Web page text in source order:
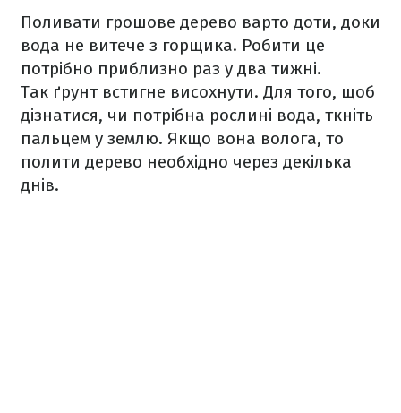
Поливати грошове дерево варто доти, доки
вода не витече з горщика. Робити це
потрібно приблизно раз у два тижні.
Так ґрунт встигне висохнути. Для того, щоб
дізнатися, чи потрібна рослині вода, ткніть
пальцем у землю. Якщо вона волога, то
полити дерево необхідно через декілька
днів.